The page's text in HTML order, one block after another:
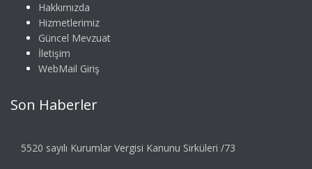
Hakkımızda
Hizmetlerimiz
Güncel Mevzuat
İletişim
WebMail Giriş
Son Haberler
5520 sayılı Kurumlar Vergisi Kanunu Sirküleri /73